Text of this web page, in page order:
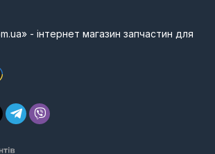
- інтернет магазин запчастин для